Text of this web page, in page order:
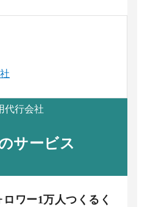
代行会社
サービス
ロワー1万人つくるく